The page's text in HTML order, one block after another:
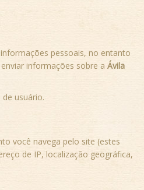
pessoais, no entanto
informações sobre a Ávila
usuário.
você navega pelo site (estes
de IP, localização geográfica,